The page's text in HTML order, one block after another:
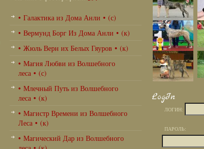
• Галактика из Дома Анли • (с)
• Вермунд Борг Из Дома Анли • (к)
• Жюль Верн их Белых Гяуров • (к)
• Магия Любви из Волшебного
леса • (с)
• Млечный Путь из Волшебного
леса • (к)
• Магистр Времени из Волшебного
Леса • (к)
• Магический Дар из Волшебного
LogIn
ЛОГИН:
ПАРОЛЬ: